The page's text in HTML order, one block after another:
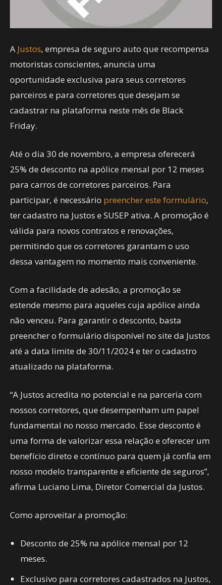
A Justos, empresa de seguro auto que recompensa
motoristas conscientes, anuncia uma
oportunidade exclusiva para seus corretores
parceiros e para corretores que desejam se
cadastrar na plataforma neste mês de Black
Friday.
Até o dia 30 de novembro, a empresa oferecerá
25% de desconto na apólice mensal por 12 meses
para carros de corretores parceiros. Para
participar, é necessário preencher este formulário,
ter cadastro na Justos e SUSEP ativa. A promoção é
válida para novos contratos e renovações,
permitindo que os corretores garantam o uso
dessa vantagem no momento mais conveniente.
Com a facilidade de adesão, a promoção se
estende mesmo para aqueles cuja apólice ainda
não venceu. Para garantir o desconto, basta
preencher o formulário disponível no site da Justos
até a data limite de 30/11/2024 e ter o cadastro
atualizado na plataforma.
“A Justos acredita no potencial e na parceria com
nossos corretores, que desempenham um papel
fundamental no nosso mercado. Esse desconto é
uma forma de valorizar essa relação e oferecer um
benefício direto e contínuo para quem já confia em
nosso modelo transparente e eficiente de seguros”,
afirma Luciano Lima, Diretor Comercial da Justos.
Como aproveitar a promoção:
Desconto de 25% na apólice mensal por 12
meses.
Exclusivo para corretores cadastrados na Justos,